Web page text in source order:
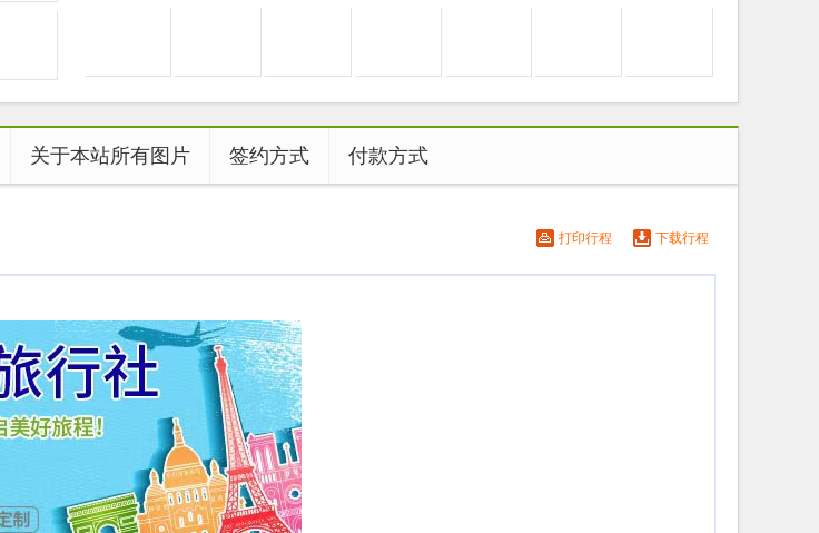
关于本站所有图片 签约方式 付款方式
打印行程 下载行程